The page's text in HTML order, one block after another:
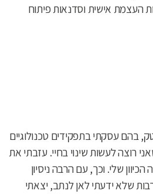
העצמת אישית וסדנאות פיתוח
טק, בהם עסקתי בתפקידים טכנולוגיים
רוצה לעשות שינוי בחיי. עזבתי את
שלי. וכך, עם הרבה ניסיון
שלא ידעתי לאן לנתב, יצאתי